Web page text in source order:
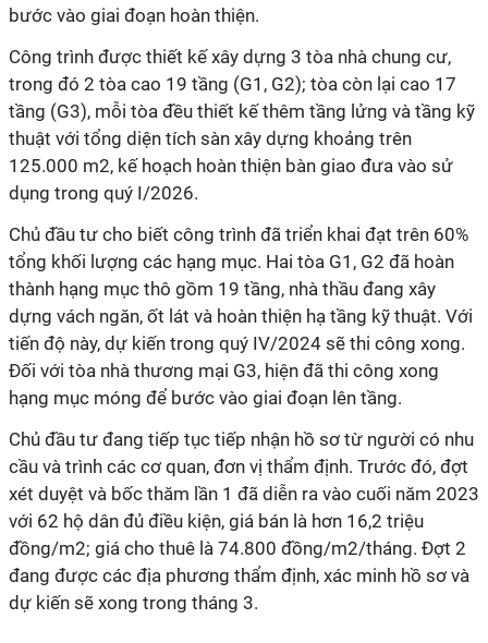
bước vào giai đoạn hoàn thiện.
Công trình được thiết kế xây dựng 3 tòa nhà chung cư,
trong đó 2 tòa cao 19 tầng (G1, G2); tòa còn lại cao 17
tầng (G3), mỗi tòa đều thiết kế thêm tầng lửng và tầng kỹ
thuật với tổng diện tích sàn xây dựng khoảng trên
125.000 m2, kế hoạch hoàn thiện bàn giao đưa vào sử
dụng trong quý I/2026.
Chủ đầu tư cho biết công trình đã triển khai đạt trên 60%
tổng khối lượng các hạng mục. Hai tòa G1, G2 đã hoàn
thành hạng mục thô gồm 19 tầng, nhà thầu đang xây
dựng vách ngăn, ốt lát và hoàn thiện hạ tầng kỹ thuật. Với
tiến độ này, dự kiến trong quý IV/2024 sẽ thi công xong.
Đối với tòa nhà thương mại G3, hiện đã thi công xong
hạng mục móng để bước vào giai đoạn lên tầng.
Chủ đầu tư đang tiếp tục tiếp nhận hồ sơ từ người có nhu
cầu và trình các cơ quan, đơn vị thẩm định. Trước đó, đợt
xét duyệt và bốc thăm lần 1 đã diễn ra vào cuối năm 2023
với 62 hộ dân đủ điều kiện, giá bán là hơn 16,2 triệu
đồng/m2; giá cho thuê là 74.800 đồng/m2/tháng. Đợt 2
đang được các địa phương thẩm định, xác minh hồ sơ và
dự kiến sẽ xong trong tháng 3.